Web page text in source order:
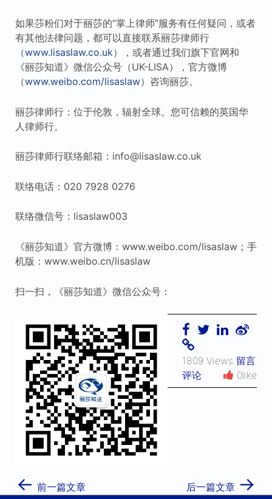
如果莎粉们对于丽莎的“掌上律师”服务有任何疑问，或者
有其他法律问题，都可以直接联系丽莎律师行
（www.lisaslaw.co.uk），或者通过我们旗下官网和
《丽莎知道》微信公众号（UK-LISA），官方微博
（www.weibo.com/lisaslaw）咨询丽莎。
丽莎律师行：位于伦敦，辐射全球。您可信赖的英国华
人律师行。
丽莎律师行联络邮箱：info@lisaslaw.co.uk
联络电话：020 7928 0276
联络微信号：lisaslaw003
《丽莎知道》官方微博：www.weibo.com/lisaslaw；手
机版：www.weibo.cn/lisaslaw
扫一扫，《丽莎知道》微信公众号：
1809 Views 留言
评论
0like
← 前一篇文章 后一篇文章 →